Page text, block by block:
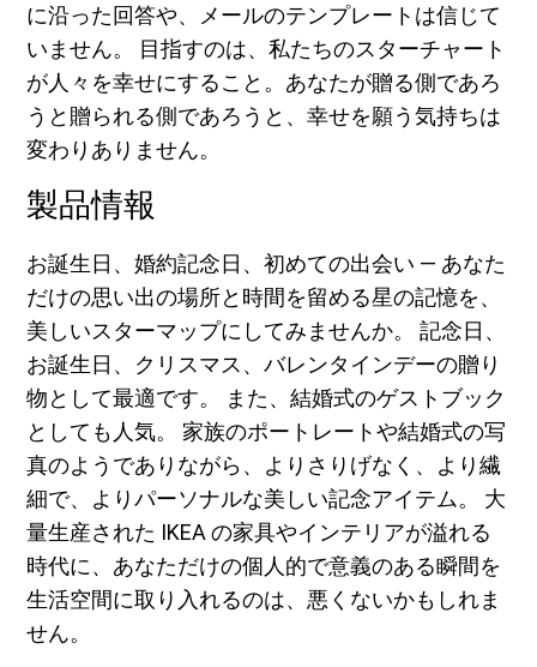
に沿った回答や、メールのテンプレートは信じて
いません。 目指すのは、私たちのスターチャート
が人々を幸せにすること。あなたが贈る側であろ
うと贈られる側であろうと、幸せを願う気持ちは
変わりありません。
製品情報
お誕生日、婚約記念日、初めての出会い — あなた
だけの思い出の場所と時間を留める星の記憶を、
美しいスターマップにしてみませんか。 記念日、
お誕生日、クリスマス、バレンタインデーの贈り
物として最適です。 また、結婚式のゲストブック
としても人気。 家族のポートレートや結婚式の写
真のようでありながら、よりさりげなく、より繊
細で、よりパーソナルな美しい記念アイテム。 大
量生産された IKEA の家具やインテリアが溢れる
時代に、あなただけの個人的で意義のある瞬間を
生活空間に取り入れるのは、悪くないかもしれま
せん。